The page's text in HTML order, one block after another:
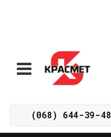
(068) 644-39-48